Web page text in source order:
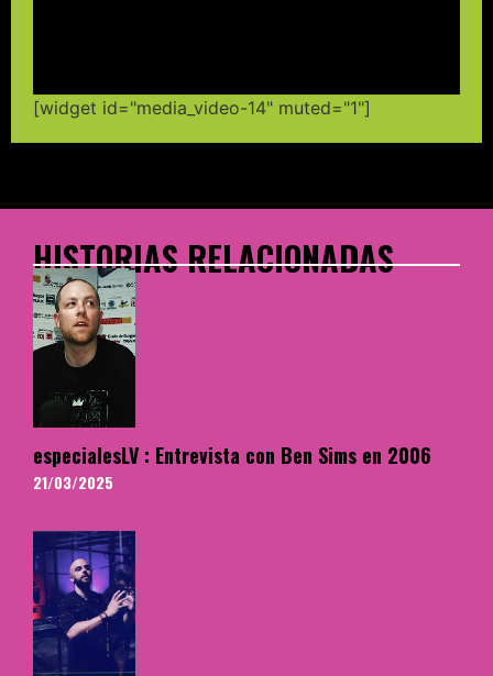
[widget id="media_video-14" muted="1"]
HISTORIAS RELACIONADAS
especialesLV : Entrevista con Ben Sims en 2006
21/03/2025